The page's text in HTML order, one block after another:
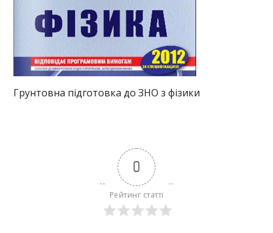
Грунтовна підготовка до ЗНО з фізики
0
Рейтинг статті